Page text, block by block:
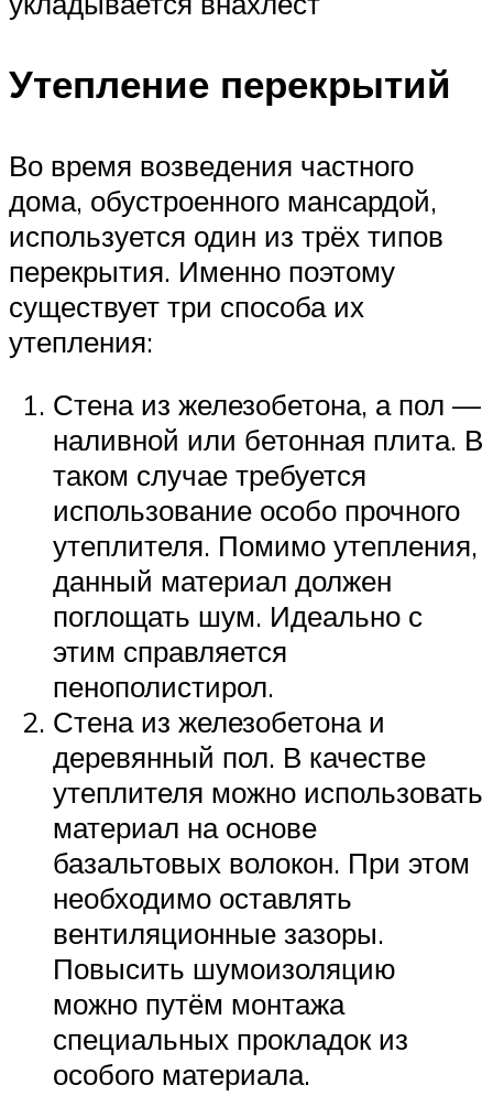
Утепление перекрытий
Во время возведения частного
дома, обустроенного мансардой,
используется один из трёх типов
перекрытия. Именно поэтому
существует три способа их
утепления:
Стена из железобетона, а пол —
наливной или бетонная плита. В
таком случае требуется
использование особо прочного
утеплителя. Помимо утепления,
данный материал должен
поглощать шум. Идеально с
этим справляется
пенополистирол.
Стена из железобетона и
деревянный пол. В качестве
утеплителя можно использовать
материал на основе
базальтовых волокон. При этом
необходимо оставлять
вентиляционные зазоры.
Повысить шумоизоляцию
можно путём монтажа
специальных прокладок из
особого материала.